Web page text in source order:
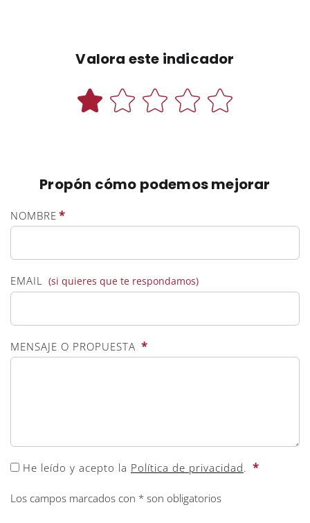
Valora este indicador
Propón cómo podemos mejorar
NOMBRE *
EMAIL (si quieres que te respondamos)
MENSAJE O PROPUESTA *
He leído y acepto la Política de privacidad. *
Los campos marcados con * son obligatorios